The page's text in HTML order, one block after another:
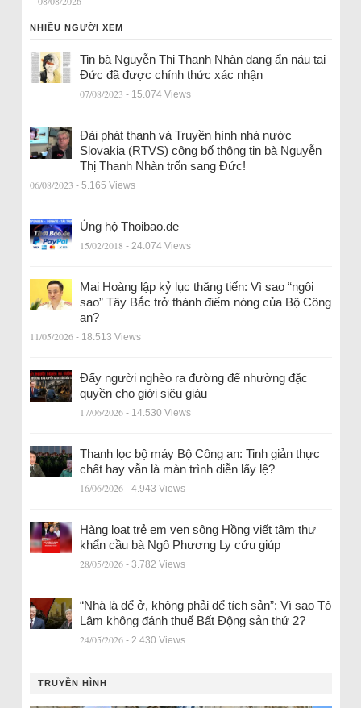
NHIỀU NGƯỜI XEM
Tin bà Nguyễn Thị Thanh Nhàn đang ẩn náu tại
Đức đã được chính thức xác nhận
07/08/2023 - 15.074 Views
Đài phát thanh và Truyền hình nhà nước
Slovakia (RTVS) công bố thông tin bà Nguyễn
Thị Thanh Nhàn trốn sang Đức!
06/08/2023 - 5.165 Views
Ủng hộ Thoibao.de
15/02/2018 - 24.074 Views
Mai Hoàng lập kỷ lục thăng tiến: Vì sao “ngôi
sao” Tây Bắc trở thành điểm nóng của Bộ Công
an?
11/05/2026 - 18.513 Views
Đẩy người nghèo ra đường để nhường đặc
quyền cho giới siêu giàu
17/06/2026 - 14.530 Views
Thanh lọc bộ máy Bộ Công an: Tinh giản thực
chất hay vẫn là màn trình diễn lấy lệ?
16/06/2026 - 4.943 Views
Hàng loạt trẻ em ven sông Hồng viết tâm thư
khẩn cầu bà Ngô Phương Ly cứu giúp
28/05/2026 - 3.782 Views
“Nhà là để ở, không phải để tích sản”: Vì sao Tô
Lâm không đánh thuế Bất Động sản thứ 2?
24/05/2026 - 2.430 Views
TRUYỀN HÌNH